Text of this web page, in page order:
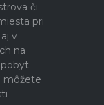
či
pri
v
na
môžete